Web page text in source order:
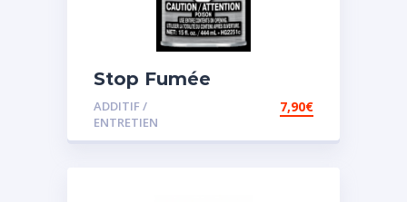
Stop Fumée
ADDITIF /
ENTRETIEN
7,90€